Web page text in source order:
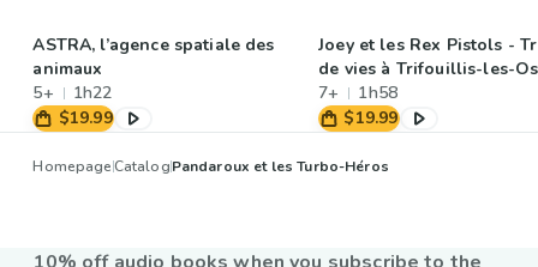
ASTRA, l’agence spatiale des
animaux
5+
1h22
$19.99
Joey et les Rex Pistols -
de vies à Trifouillis-les-Os
7+
1h58
$19.99
HomepageCatalogPandaroux et les Turbo-Héros